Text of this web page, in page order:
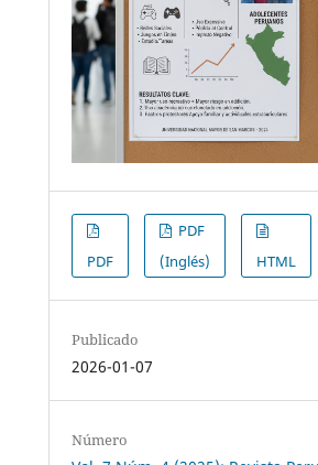
PDF
PDF
(Inglés)
HTML
Publicado
2026-01-07
Número